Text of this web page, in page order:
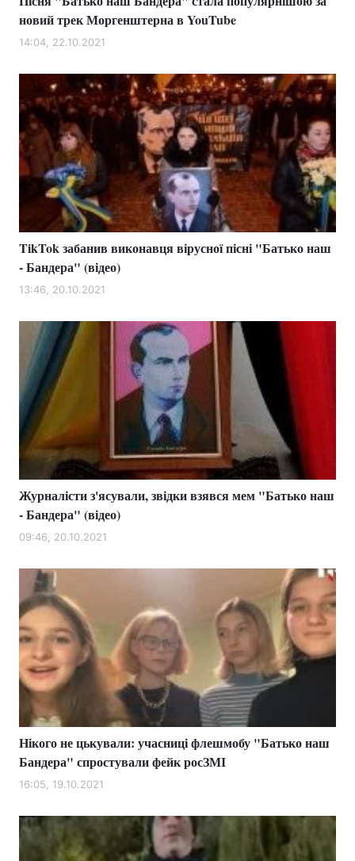
новий трек Моргенштерна в YouTube
14:04, 22.10.2021
TikTok забанив виконавця вірусної пісні "Батько наш
- Бандера" (відео)
13:46, 20.10.2021
Журналісти з'ясували, звідки взявся мем "Батько наш
- Бандера" (відео)
09:46, 20.10.2021
Нікого не цькували: учасниці флешмобу "Батько наш
Бандера" спростували фейк росЗМІ
16:05, 19.10.2021